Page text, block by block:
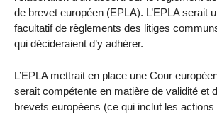
de brevet européen (EPLA). L’EPLA serait
facultatif de règlements des litiges
qui décideraient d’y adhérer.
L’EPLA mettrait en place une Cour
serait compétente en matière de validité et
brevets européens (ce qui inclut les